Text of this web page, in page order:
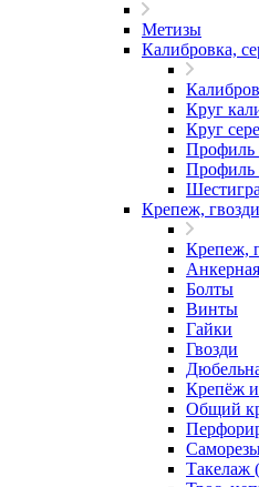
Метизы
Калибровка,
Круг
Круг
Профиль
Профиль
Крепеж,
Крепеж,
Болты
Винты
Гайки
Гвозди
Крепёж
Общий
Такелаж